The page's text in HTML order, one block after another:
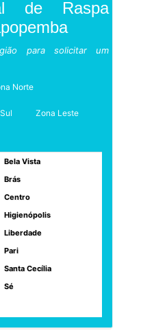
de Raspa
para solicitar um
Norte
Zona Leste
Bela Vista
Brás
Centro
Higienópolis
Liberdade
Pari
Santa Cecília
Sé